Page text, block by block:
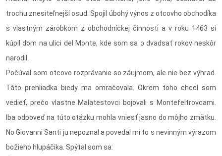
trochu znesiteľnejší osud. Spojil úbohý výnos z otcovho obchodíka
s vlastným zárobkom z obchodníckej činnosti a v roku 1463 si
kúpil dom na ulici del Monte, kde som sa o dvadsať rokov neskôr
narodil.
Počúval som otcovo rozprávanie so záujmom, ale nie bez výhrad.
Táto prehliadka biedy ma omračovala. Okrem toho chcel som
vedieť, prečo vlastne Malatestovci bojovali s Montefeltrovcami.
Iba odpoveď na túto otázku mohla vniesť jasno do môjho zmätku.
No Giovanni Santi ju nepoznal a povedal mi to s nevinným výrazom
božieho hlupáčika. Spýtal som sa: